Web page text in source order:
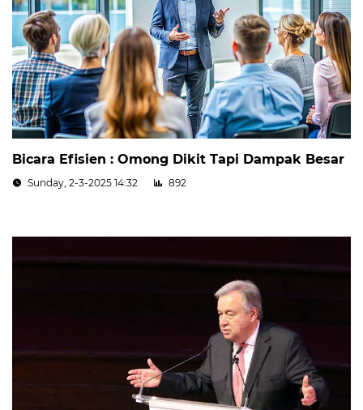
Bicara Efisien : Omong Dikit Tapi Dampak Besar
Sunday, 2-3-2025 14:32 892